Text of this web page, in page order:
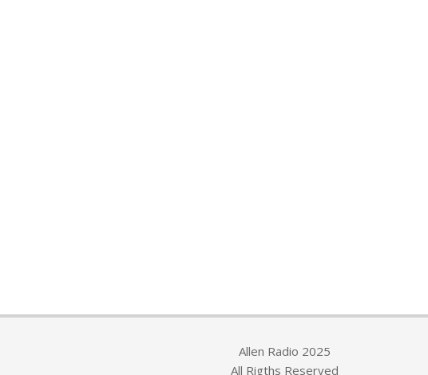
Allen Radio 2025
All Rigths Reserved